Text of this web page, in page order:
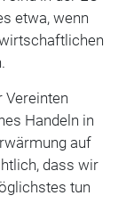
etwa, wenn
Vereinten
Handeln in
auf
dass wir
tun